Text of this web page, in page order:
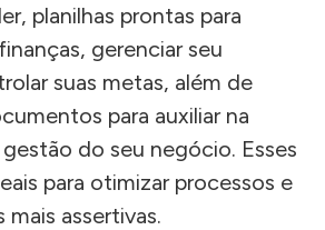
planilhas prontas para
gerenciar seu
suas metas, além de
para auxiliar na
do seu negócio. Esses
para otimizar processos e
assertivas.